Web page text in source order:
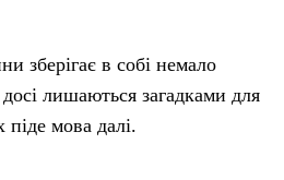
зберігає в собі немало
лишаються загадками для
мова далі.